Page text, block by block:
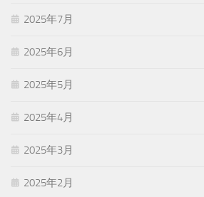
2025年7月
2025年6月
2025年5月
2025年4月
2025年3月
2025年2月